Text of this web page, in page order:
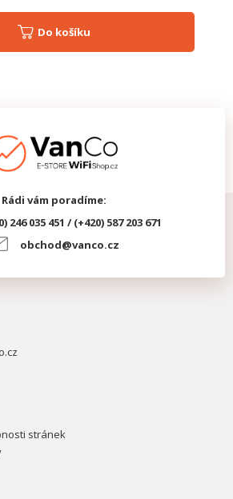
Do košíku
Rádi vám poradíme:
246 035 451 / (+420) 587 203 671
obchod@vanco.cz
stránek